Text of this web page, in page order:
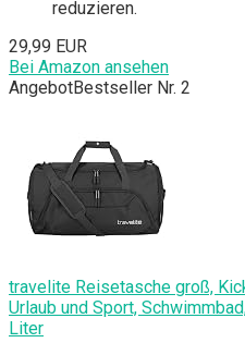
reduzieren.
29,99 EUR
Bei Amazon ansehen
AngebotBestseller Nr. 2
travelite Reisetasche groß,
Urlaub und Sport,
Liter